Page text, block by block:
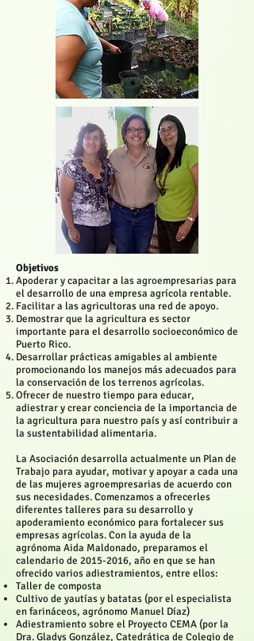
Objetivos
Apoderar y capacitar a las agroempresarias para
el desarrollo de una empresa agrícola rentable.
Facilitar a las agricultoras una red de apoyo.
Demostrar que la agricultura es sector
importante para el desarrollo socioeconómico de
Puerto Rico.
Desarrollar prácticas amigables al ambiente
promocionando los manejos más adecuados para
la conservación de los terrenos agrícolas.
Ofrecer de nuestro tiempo para educar,
adiestrar y crear conciencia de la importancia de
la agricultura para nuestro país y así contribuir a
la sustentabilidad alimentaria.
La Asociación desarrolla actualmente un Plan de
Trabajo para ayudar, motivar y apoyar a cada una
de las mujeres agroempresarias de acuerdo con
sus necesidades. Comenzamos a ofrecerles
diferentes talleres para su desarrollo y
apoderamiento económico para fortalecer sus
empresas agrícolas. Con la ayuda de la
agrónoma Aida Maldonado, preparamos el
calendario de 2015-2016, año en que se han
ofrecido varios adiestramientos, entre ellos:
Taller de composta
Cultivo de yautías y batatas (por el especialista
en farináceos, agrónomo Manuel Díaz)
Adiestramiento sobre el Proyecto CEMA (por la
Dra. Gladys González, Catedrática de Colegio de